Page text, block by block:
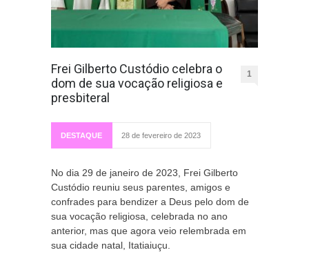
Frei Gilberto Custódio celebra o
dom de sua vocação religiosa e
presbiteral
1
DESTAQUE 28 de fevereiro de 2023
No dia 29 de janeiro de 2023, Frei Gilberto
Custódio reuniu seus parentes, amigos e
confrades para bendizer a Deus pelo dom de
sua vocação religiosa, celebrada no ano
anterior, mas que agora veio relembrada em
sua cidade natal, Itatiaiuçu.